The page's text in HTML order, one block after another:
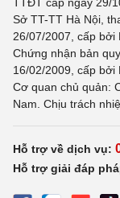
Sở TT-TT Hà Nội,
26/07/2007, cấp bởi
Chứng nhận bản
16/02/2009, cấp bởi
Cơ quan chủ quản:
Nam. Chịu trách
Hỗ trợ về dịch vụ:
Hỗ trợ giải đáp